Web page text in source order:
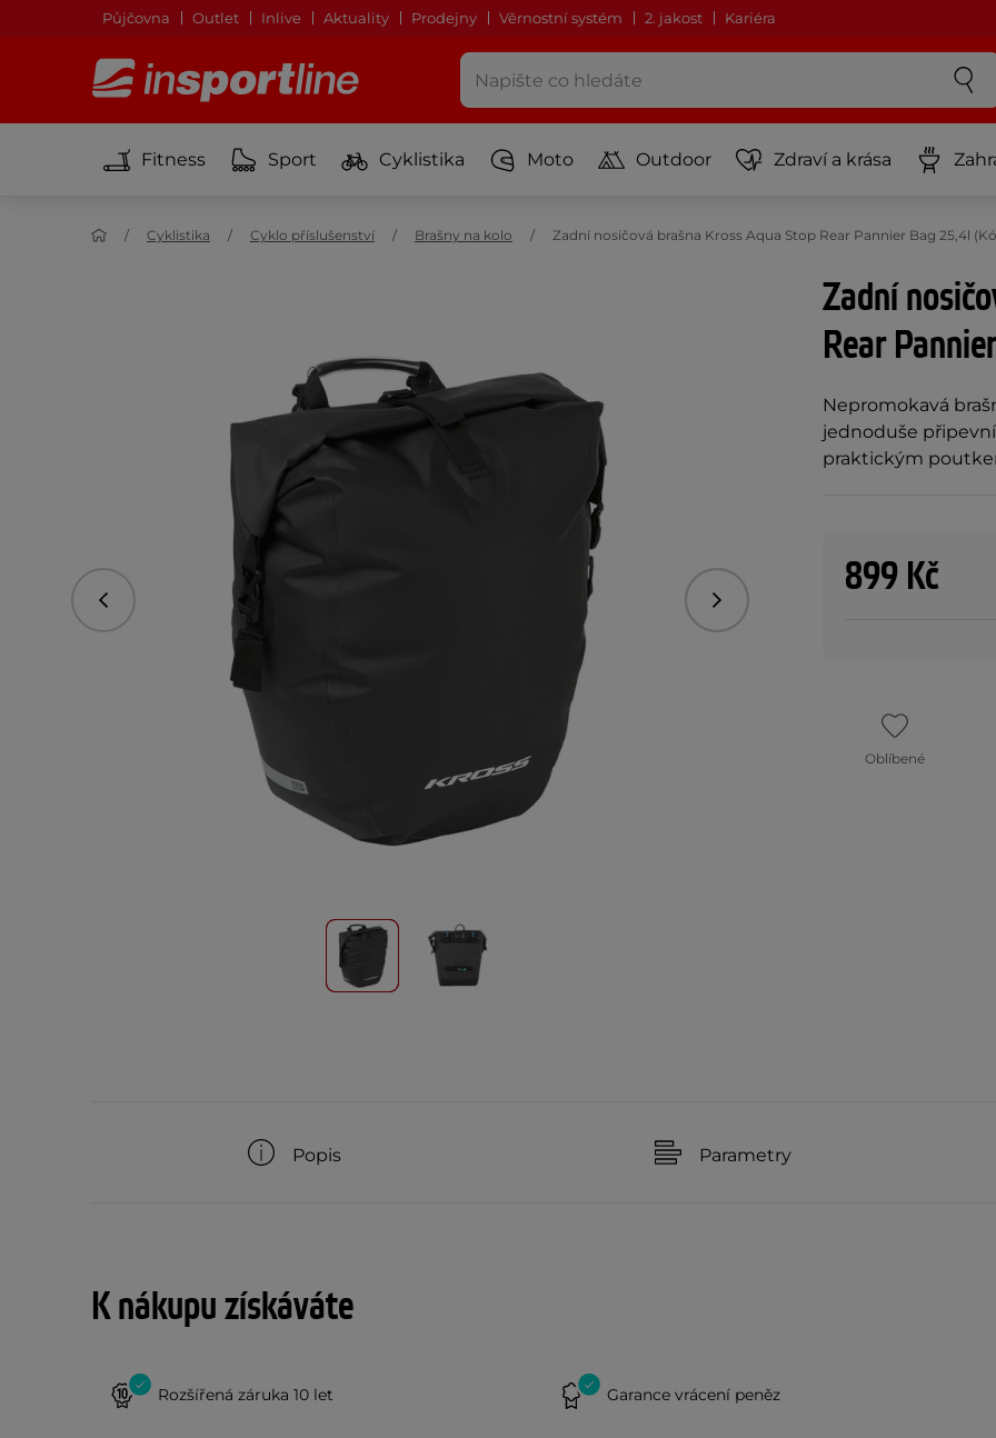
Půjčovna Outlet Inlive Aktuality Prodejny Věrnostní systém 2. jakost Kariéra
Fitness Sport Cyklistika Moto Outdoor Zdraví a krása
Cyklistika Cyklo příslušenství Brašny na kolo Zadní nosičová brašna Kross Aqua Stop Rear Pannier Bag 25,4l
Zadní
Rear
Nepromokavá
jednoduše
praktickým
Předchozí Následující
899 Kč
Oblíbené
Popis Parametry
K nákupu získáváte
Rozšířená záruka 10 let Garance vrácení peněz